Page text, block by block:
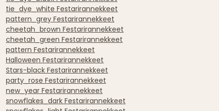
tie_dye_white Festarirannekkeet
pattern_grey Festarirannekkeet
cheetah_brown Festarirannekkeet
cheetah_green Festarirannekkeet
pattern Festarirannekkeet
Halloween Festarirannekkeet
Stars-black Festarirannekkeet
party_rose Festarirannekkeet
new_year Festarirannekkeet
snowflakes_dark Festarirannekkeet